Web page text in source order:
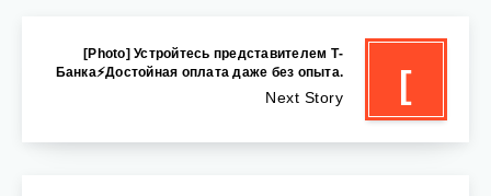
[
[Photo] Устройтесь представителем Т-
Банка⚡Достойная оплата даже без опыта.
Next Story